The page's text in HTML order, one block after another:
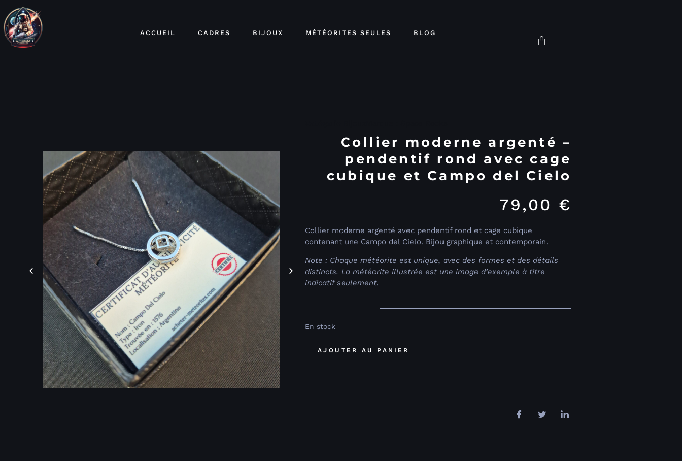
ACCUEIL CADRES BIJOUX MÉTÉORITES SEULES BLOG
Collier moderne argenté –
pendentif rond avec cage
cubique et Campo del Cielo
79,00 €
Collier moderne argenté avec pendentif rond et cage cubique
contenant une Campo del Cielo. Bijou graphique et contemporain.
Note : Chaque météorite est unique, avec des formes et des détails
distincts. La météorite illustrée est une image d’exemple à titre
indicatif seulement.
En stock
AJOUTER AU PANIER